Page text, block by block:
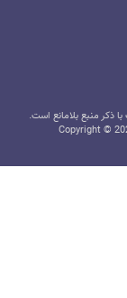
ذکر منبع بلامانع است.
Copyright ©